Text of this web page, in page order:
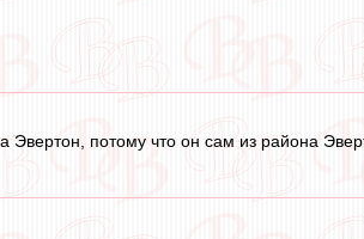
Эвертон, потому что он сам из района